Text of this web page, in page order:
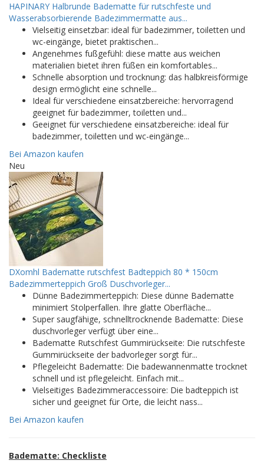
HAPINARY Halbrunde Badematte für rutschfeste und
Wasserabsorbierende Badezimmermatte aus...
Vielseitig einsetzbar: ideal für badezimmer, toiletten und
wc-eingänge, bietet praktischen...
Angenehmes fußgefühl: diese matte aus weichen
materialien bietet ihren füßen ein komfortables...
Schnelle absorption und trocknung: das halbkreisförmige
design ermöglicht eine schnelle...
Ideal für verschiedene einsatzbereiche: hervorragend
geeignet für badezimmer, toiletten und...
Geeignet für verschiedene einsatzbereiche: ideal für
badezimmer, toiletten und wc-eingänge...
Bei Amazon kaufen
Neu
DXomhl Badematte rutschfest Badteppich 80 * 150cm
Badezimmerteppich Groß Duschvorleger...
Dünne Badezimmerteppich: Diese dünne Badematte
minimiert Stolperfallen. Ihre glatte Oberfläche...
Super saugfähige, schnelltrocknende Badematte: Diese
duschvorleger verfügt über eine...
Badematte Rutschfest Gummirückseite: Die rutschfeste
Gummirückseite der badvorleger sorgt für...
Pflegeleicht Badematte: Die badewannenmatte trocknet
schnell und ist pflegeleicht. Einfach mit...
Vielseitiges Badezimmeraccessoire: Die badteppich ist
sicher und geeignet für Orte, die leicht nass...
Bei Amazon kaufen
Badematte: Checkliste